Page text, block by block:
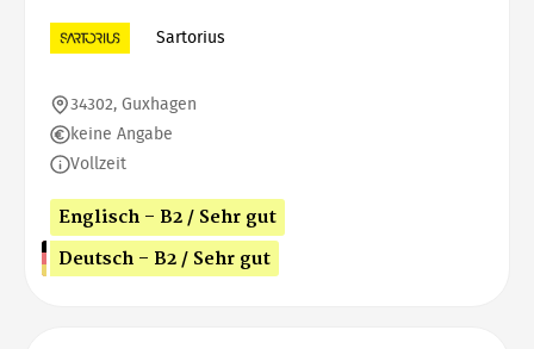
Sartorius
34302, Guxhagen
keine Angabe
Vollzeit
Englisch - B2 / Sehr gut
Deutsch - B2 / Sehr gut